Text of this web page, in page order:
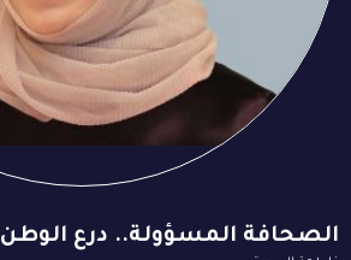
الصحافة المسؤولة.. درع الوطن